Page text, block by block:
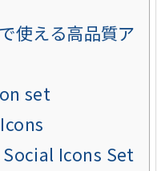
使える高品質ア
set
Icons Set